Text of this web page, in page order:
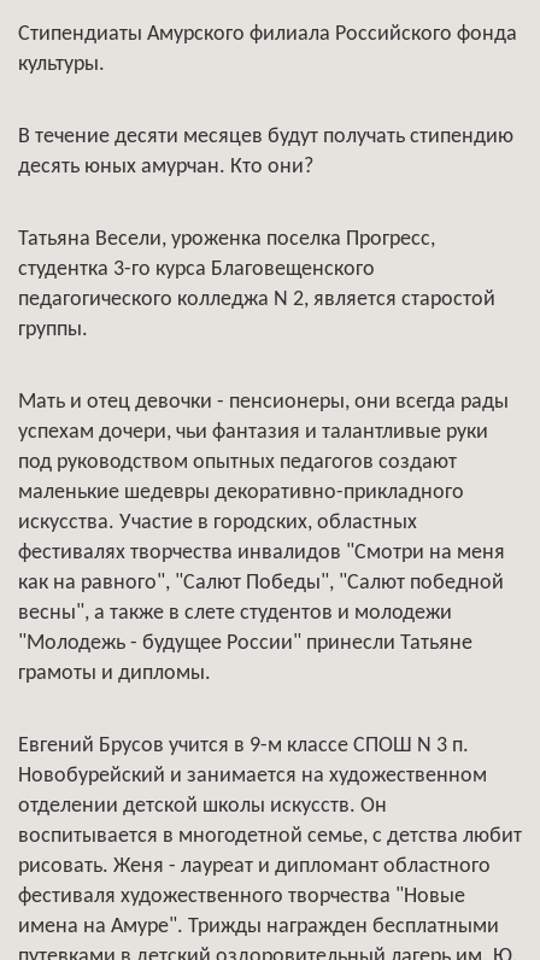
Стипендиаты Амурского филиала Российского фонда
культуры.
В течение десяти месяцев будут получать стипендию
десять юных амурчан. Кто они?
Татьяна Весели, уроженка поселка Прогресс,
студентка 3-го курса Благовещенского
педагогического колледжа N 2, является старостой
группы.
Мать и отец девочки - пенсионеры, они всегда рады
успехам дочери, чьи фантазия и талантливые руки
под руководством опытных педагогов создают
маленькие шедевры декоративно-прикладного
искусства. Участие в городских, областных
фестивалях творчества инвалидов "Смотри на меня
как на равного", "Салют Победы", "Салют победной
весны", а также в слете студентов и молодежи
"Молодежь - будущее России" принесли Татьяне
грамоты и дипломы.
Евгений Брусов учится в 9-м классе СПОШ N 3 п.
Новобурейский и занимается на художественном
отделении детской школы искусств. Он
воспитывается в многодетной семье, с детства любит
рисовать. Женя - лауреат и дипломант областного
фестиваля художественного творчества "Новые
имена на Амуре". Трижды награжден бесплатными